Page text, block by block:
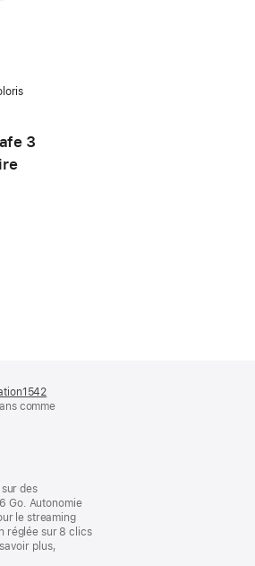
3
dans
comme
des
Go. Autonomie
le streaming
réglée sur 8 clics
plus,